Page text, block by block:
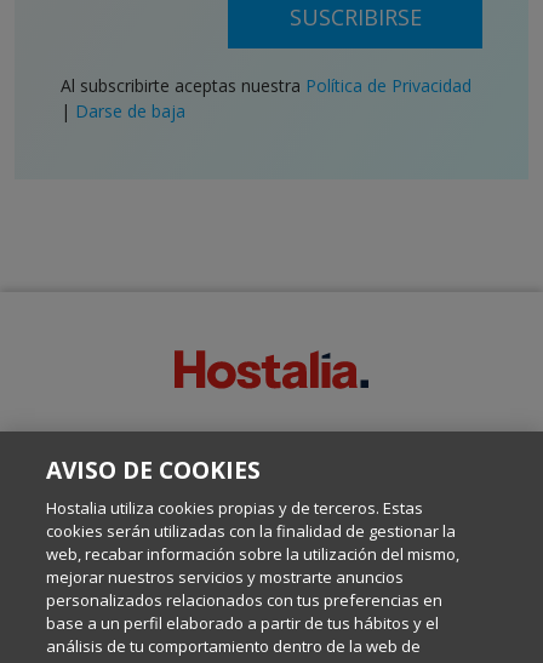
SUSCRIBIRSE
Al subscribirte aceptas nuestra Política de Privacidad
| Darse de baja
Escrito por el equipo de Comunicación de Hostalia, dirigido por
Internet y Tecnología.
Política de privacidad
AVISO DE COOKIES
Hostalia utiliza cookies propias y de terceros. Estas
cookies serán utilizadas con la finalidad de gestionar la
web, recabar información sobre la utilización del mismo,
mejorar nuestros servicios y mostrarte anuncios
personalizados relacionados con tus preferencias en
base a un perfil elaborado a partir de tus hábitos y el
análisis de tu comportamiento dentro de la web de